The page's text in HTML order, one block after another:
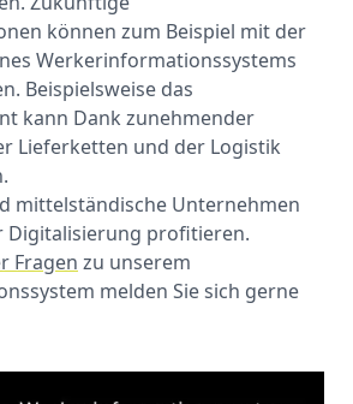
können zum Beispiel mit der
Werkerinformationssystems
Beispielsweise das
kann Dank zunehmender
Lieferketten und der Logistik
mittelständische Unternehmen
Digitalisierung profitieren.
Fragen zu unserem
melden Sie sich gerne